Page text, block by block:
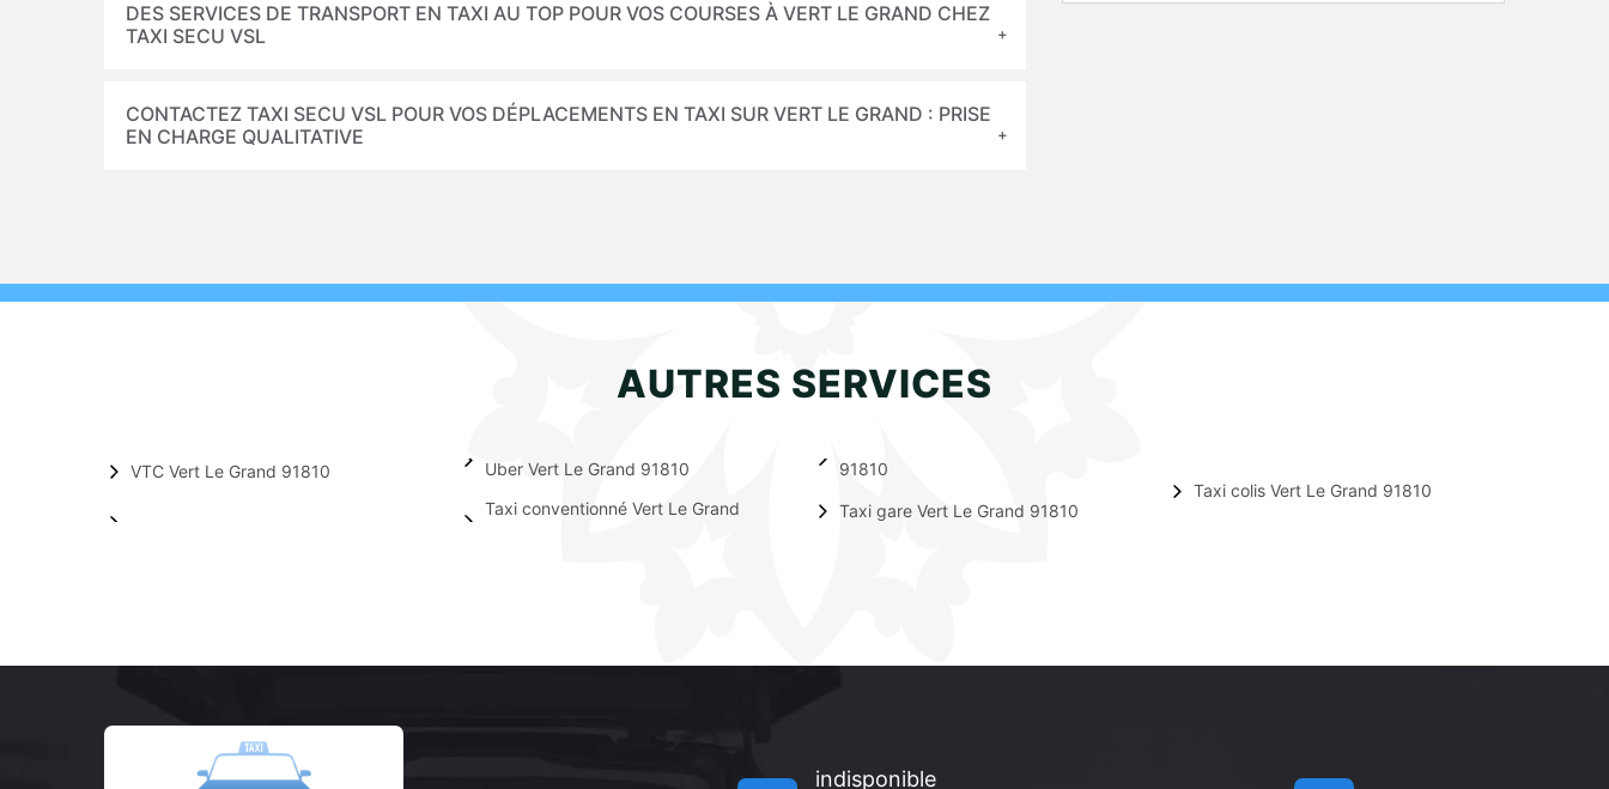
DES SERVICES DE TRANSPORT EN TAXI AU TOP POUR VOS COURSES À VERT LE GRAND CHEZ
TAXI SECU VSL
CONTACTEZ TAXI SECU VSL POUR VOS DÉPLACEMENTS EN TAXI SUR VERT LE GRAND : PRISE
EN CHARGE QUALITATIVE
AUTRES SERVICES
VTC Vert Le Grand 91810
Uber Vert Le Grand 91810
Taxi conventionné Vert Le Grand
91810
Taxi gare Vert Le Grand 91810
Taxi colis Vert Le Grand 91810
indisponible